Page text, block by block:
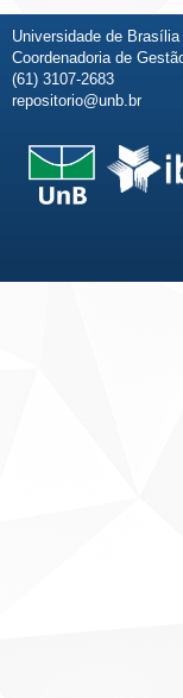
Universidade de
Coordenadoria de
(61) 3107-2683
repositorio@unb.br